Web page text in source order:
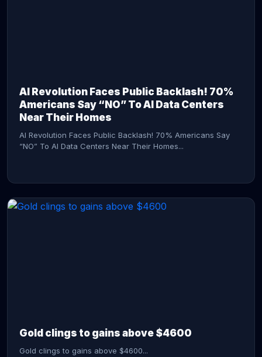
AI Revolution Faces Public Backlash! 70%
Americans Say “NO” To AI Data Centers
Near Their Homes
AI Revolution Faces Public Backlash! 70% Americans Say
“NO” To AI Data Centers Near Their Homes...
Gold clings to gains above $4600
Gold clings to gains above $4600...